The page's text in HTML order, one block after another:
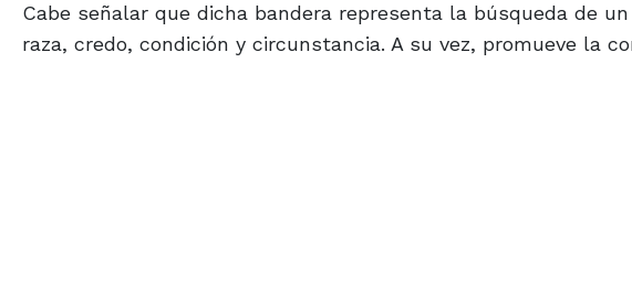
Cabe señalar que dicha bandera representa la búsqueda de
raza, credo, condición y circunstancia. A su vez, promueve la